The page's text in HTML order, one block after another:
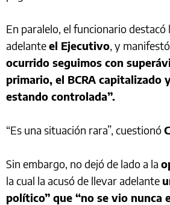
En paralelo, el funcionario destacó
adelanteel Ejecutivo, y
ocurrido seguimos con
primario, el BCRA capitalizado
estando controlada”.
“Es una situación rara”, cuestionó
Sin embargo, no dejó de lado a la
la cual la acusó de llevar adelante
político” que “no se vio nunca